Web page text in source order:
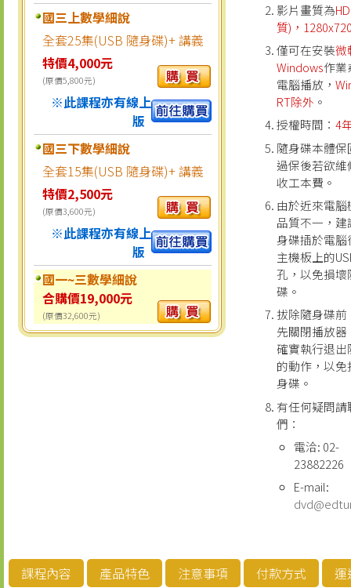
國三上數學細說
全套25集(USB 隨身碟)+ 講義
特價4,000元
(原價5,800元)
※此課程亦有線上
版
國三下數學細說
全套15集(USB 隨身碟)+ 講義
特價2,500元
(原價3,600元)
※此課程亦有線上
版
國一~三數學細說
合購價19,000元
(原價32,600元)
影片畫質為
質)，
僅可在安裝微
Windows作業
電腦播放，
RT除外 。
授權時間：4
隨身碟本體保
過保後若欲維
收工本費。
由於近來電腦
品質不一，建
身碟插於電腦
主機板上的
孔，以免損壞
碟。
拔除隨身碟前
先關閉播放器
確實執行退出
的動作，以免
身碟。
有任何疑問請
們：
電洽: 02-
23882226
E-mail:
課程內容 產品特色 注意事項 付款方式 運